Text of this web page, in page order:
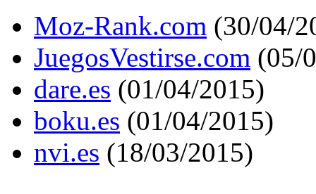
Moz-Rank.com (30/04/
JuegosVestirse.com (05/
dare.es (01/04/2015)
boku.es (01/04/2015)
nvi.es (18/03/2015)